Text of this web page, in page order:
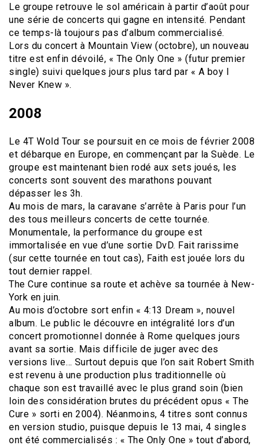
Le groupe retrouve le sol américain à partir d’août pour
une série de concerts qui gagne en intensité. Pendant
ce temps-là toujours pas d’album commercialisé.
Lors du concert à Mountain View (octobre), un nouveau
titre est enfin dévoilé, « The Only One » (futur premier
single) suivi quelques jours plus tard par « A boy I
Never Knew ».
2008
Le 4T Wold Tour se poursuit en ce mois de février 2008
et débarque en Europe, en commençant par la Suède. Le
groupe est maintenant bien rodé aux sets joués, les
concerts sont souvent des marathons pouvant
dépasser les 3h.
Au mois de mars, la caravane s’arrête à Paris pour l’un
des tous meilleurs concerts de cette tournée.
Monumentale, la performance du groupe est
immortalisée en vue d’une sortie DvD. Fait rarissime
(sur cette tournée en tout cas), Faith est jouée lors du
tout dernier rappel.
The Cure continue sa route et achève sa tournée à New-
York en juin.
Au mois d’octobre sort enfin « 4:13 Dream », nouvel
album. Le public le découvre en intégralité lors d’un
concert promotionnel donnée à Rome quelques jours
avant sa sortie. Mais difficile de juger avec des
versions live… Surtout depuis que l’on sait Robert Smith
est revenu à une production plus traditionnelle où
chaque son est travaillé avec le plus grand soin (bien
loin des considération brutes du précédent opus « The
Cure » sorti en 2004). Néanmoins, 4 titres sont connus
en version studio, puisque depuis le 13 mai, 4 singles
ont été commercialisés : « The Only One » tout d’abord,